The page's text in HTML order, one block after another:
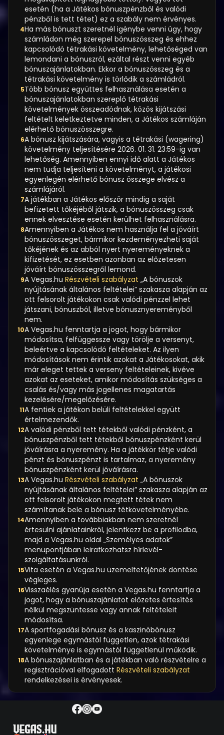
esetén (ha a Játékos bónuszpénzből és valódi
pénzből is tett tétet) ez a szabály nem érvényes.
4Ha más bónuszt szeretnél igénybe venni úgy, hogy
számládon még szerepel bónuszösszeg és ehhez
kapcsolódó tétrakási követelmény, lehetőséged van
lemondani a bónuszról, ezáltal részt venni egyéb
bónuszajánlatokban. Ekkor a bónuszösszeg és a
tétrakási követelmény is törlődik a számládról.
5Több bónusz együttes felhasználása esetén a
bónuszajánlatokban szereplő tétrakási
követelmények összeadódnak, közös kijátszási
feltételt keletkeztetve minden, a Játékos számláján
elérhető bónuszösszegre.
6A bónusz kijátszására, vagyis a tétrakási (wagering)
követelmény teljesítésére 2026. 01. 31. 23:59-ig van
lehetőség. Amennyiben ennyi idő alatt a Játékos
nem tudja teljesíteni a követelményt, a játékosi
egyenlegén elérhető bónusz összege elvész a
számlájáról.
7A játékban a Játékos először mindig a saját
befizetett tőkéjéből játszik, a bónuszösszeg csak
ennek elvesztése esetén kerülhet felhasználásra.
8Amennyiben a Játékos nem használja fel a jóváírt
bónuszösszeget, bármikor kezdeményezheti saját
tőkéjének és az abból nyert nyereményeknek a
kifizetését, ez esetben azonban az előzetesen
jóváírt bónuszösszegről lemond.
9A Vegas.hu Részvételi szabályzat „A bónuszok
nyújtásának általános feltételei” szakasza alapján az
ott felsorolt játékokon csak valódi pénzzel lehet
játszani, bónuszból, illetve bónusznyereményből
nem.
10A Vegas.hu fenntartja a jogot, hogy bármikor
módosítsa, felfüggessze vagy törölje a versenyt,
beleértve a kapcsolódó feltételeket. Az ilyen
módosítások nem érintik azokat a Játékosokat, akik
már eleget tettek a verseny feltételeinek, kivéve
azokat az eseteket, amikor módosítás szükséges a
csalás és/vagy más jogellenes magatartás
kezelésére/megelőzésére.
11A fentiek a játékon belüli feltételekkel együtt
értelmezendők.
12A valódi pénzből tett tétekből valódi pénzként, a
bónuszpénzből tett tétekből bónuszpénzként kerül
jóváírásra a nyeremény. Ha a játékkör tétje valódi
pénzt és bónuszpénzt is tartalmaz, a nyeremény
bónuszpénzként kerül jóváírásra.
13A Vegas.hu Részvételi szabályzat „A bónuszok
nyújtásának általános feltételei” szakasza alapján az
ott felsorolt játékokon megtett tétek nem
számítanak bele a bónusz tétkövetelményébe.
14Amennyiben a továbbiakban nem szeretnél
értesülni ajánlatainkról, jelentkezz be a profilodba,
majd a Vegas.hu oldal „Személyes adatok”
menüpontjában leiratkozhatsz hírlevél-
szolgáltatásunkról.
15Vita esetén a Vegas.hu üzemeltetőjének döntése
végleges.
16Visszaélés gyanúja esetén a Vegas.hu fenntartja a
jogot, hogy a bónuszajánlatot előzetes értesítés
nélkül megszüntesse vagy annak feltételeit
módosítsa.
17A sportfogadási bónusz és a kaszinóbónusz
egyenlege egymástól független, azok tétrakási
követelménye is egymástól függetlenül működik.
18A bónuszajánlatban és a játékban való részvételre a
regisztrációval elfogadott Részvételi szabályzat
rendelkezései is érvényesek.